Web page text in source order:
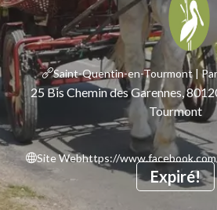
Expiré!
Saint-Quentin-en-Tourmont |
25 Bis Chemin des Garennes,
Tourmont
Site Webhttps://